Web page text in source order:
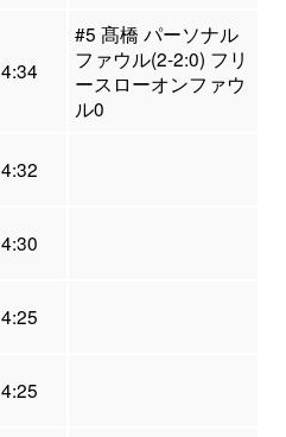
4:34
#5 髙橋 パーソナル
ファウル(2-2:0) フリ
ースローオンファウ
ル0
4:32
4:30
4:25
4:25